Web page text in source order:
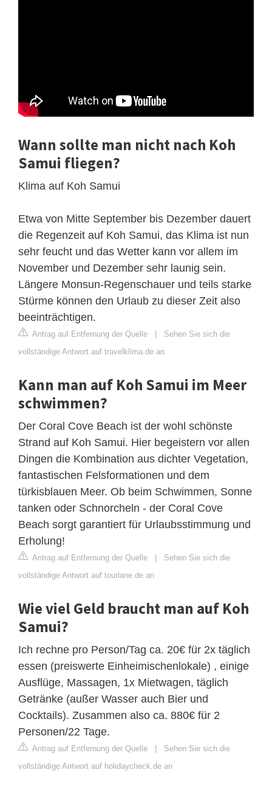
Wann sollte man nicht nach Koh
Samui fliegen?
Klima auf Koh Samui
Etwa von Mitte September bis Dezember dauert
die Regenzeit auf Koh Samui, das Klima ist nun
sehr feucht und das Wetter kann vor allem im
November und Dezember sehr launig sein.
Längere Monsun-Regenschauer und teils starke
Stürme können den Urlaub zu dieser Zeit also
beeinträchtigen.
Antrag auf Entfernung der Quelle | Sehen Sie sich die
vollständige Antwort auf travelklima.de an
Kann man auf Koh Samui im Meer
schwimmen?
Der Coral Cove Beach ist der wohl schönste
Strand auf Koh Samui. Hier begeistern vor allen
Dingen die Kombination aus dichter Vegetation,
fantastischen Felsformationen und dem
türkisblauen Meer. Ob beim Schwimmen, Sonne
tanken oder Schnorcheln - der Coral Cove
Beach sorgt garantiert für Urlaubsstimmung und
Erholung!
Antrag auf Entfernung der Quelle | Sehen Sie sich die
vollständige Antwort auf tourlane.de an
Wie viel Geld braucht man auf Koh
Samui?
Ich rechne pro Person/Tag ca. 20€ für 2x täglich
essen (preiswerte Einheimischenlokale) , einige
Ausflüge, Massagen, 1x Mietwagen, täglich
Getränke (außer Wasser auch Bier und
Cocktails). Zusammen also ca. 880€ für 2
Personen/22 Tage.
Antrag auf Entfernung der Quelle | Sehen Sie sich die
vollständige Antwort auf holidaycheck.de an